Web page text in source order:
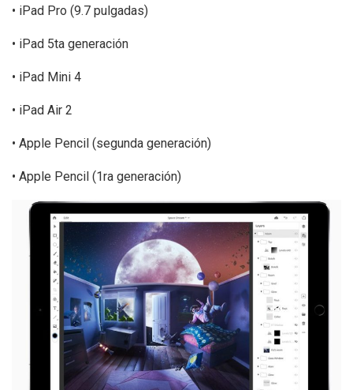
• iPad Pro (9.7 pulgadas)
• iPad 5ta generación
• iPad Mini 4
• iPad Air 2
• Apple Pencil (segunda generación)
• Apple Pencil (1ra generación)